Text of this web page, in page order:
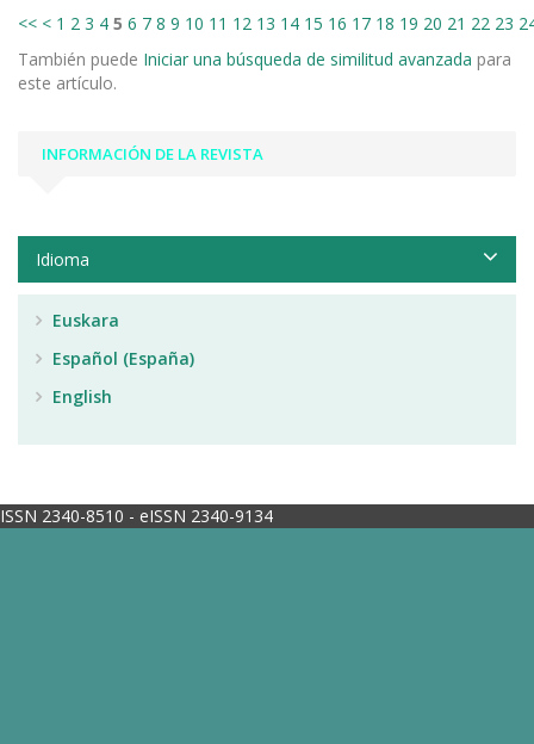
<< < 1 2 3 4 5 6 7 8 9 10 11 12 13 14 15 16 17 18 19 20 21 22 23
También puede Iniciar una búsqueda de similitud avanzada para
este artículo.
INFORMACIÓN DE LA REVISTA
Idioma
Euskara
Español (España)
English
ISSN 2340-8510 - eISSN 2340-9134